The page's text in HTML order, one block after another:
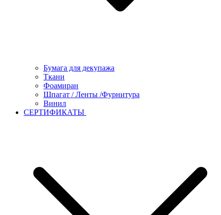
Бумага для декупажа
Ткани
Фоамиран
Шпагат / Ленты /Фурнитура
Винил
СЕРТИФИКАТЫ